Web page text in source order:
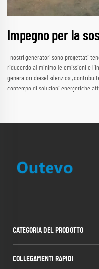
Impegno per la
I nostri generatori sono progettati
riducendo al minimo le emissioni e
generatori diesel silenziosi,
contempo di soluzioni energetiche
CATEGORIA DEL PRODOTTO
COLLEGAMENTI RAPIDI